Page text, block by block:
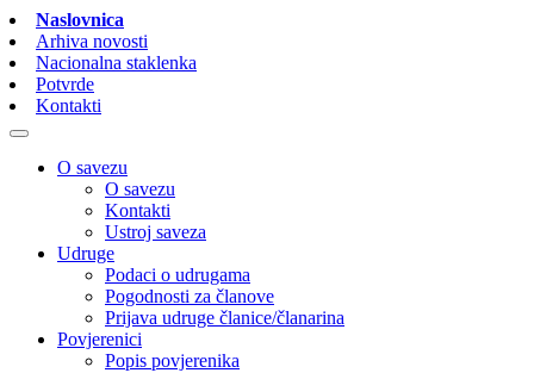
Naslovnica
Arhiva novosti
Nacionalna staklenka
Potvrde
Kontakti
O savezu
O savezu
Kontakti
Ustroj saveza
Udruge
Podaci o udrugama
Pogodnosti za članove
Prijava udruge članice/članarina
Povjerenici
Popis povjerenika